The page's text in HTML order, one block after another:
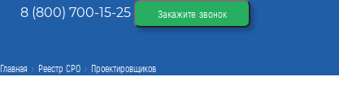
8 (800) 700-15-25
Закажите звонок
Главная Реестр СРО Проектировщиков